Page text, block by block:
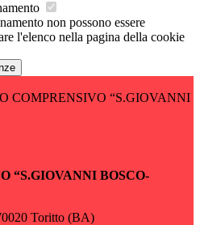
non possono essere
l'elenco nella pagina della cookie
COMPRENSIVO “S.GIOVANNI
“S.GIOVANNI BOSCO-
Toritto (BA)